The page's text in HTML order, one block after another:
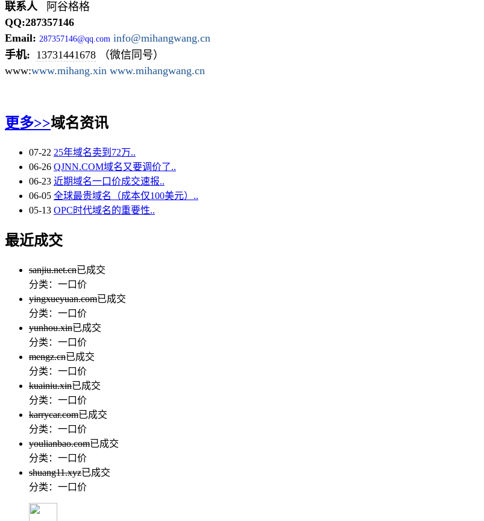
联系人
阿谷格格
QQ:287357146
Email: 287357146@qq.com info@mihangwang.cn
手机: 13731441678 （微信同号）
www:www.mihang.xin www.mihangwang.cn
更多>>域名资讯
07-22 25年域名卖到72万..
06-26 QJNN.COM域名又要调价了..
06-23 近期域名一口价成交速报..
06-05 全球最贵域名（成本仅100美元）..
05-13 OPC时代域名的重要性..
最近成交
sanjiu.net.cn已成交
分类：一口价
yingxueyuan.com已成交
分类：一口价
yunhou.xin已成交
分类：一口价
mengz.cn已成交
分类：一口价
kuainiu.xin已成交
分类：一口价
karrycar.com已成交
分类：一口价
youlianbao.com已成交
分类：一口价
shuang11.xyz已成交
分类：一口价